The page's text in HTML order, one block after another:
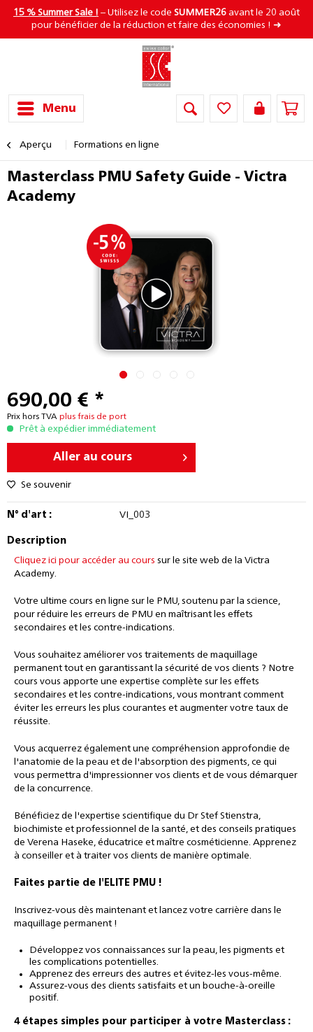
15 % Summer Sale ! – Utilisez le code SUMMER26 avant le 20 août
pour bénéficier de la réduction et faire des économies ! ➜
Menu
Aperçu Formations en ligne
Masterclass PMU Safety Guide - Victra
Academy
690,00 € *
Prix hors TVA plus frais de port
Prêt à expédier immédiatement
Aller au cours
Se souvenir
N° d'art : VI_003
Description
Cliquez ici pour accéder au cours sur le site web de la Victra
Academy.
Votre ultime cours en ligne sur le PMU, soutenu par la science,
pour réduire les erreurs de PMU en maîtrisant les effets
secondaires et les contre-indications.
Vous souhaitez améliorer vos traitements de maquillage
permanent tout en garantissant la sécurité de vos clients ? Notre
cours vous apporte une expertise complète sur les effets
secondaires et les contre-indications, vous montrant comment
éviter les erreurs les plus courantes et augmenter votre taux de
réussite.
Vous acquerrez également une compréhension approfondie de
l'anatomie de la peau et de l'absorption des pigments, ce qui
vous permettra d'impressionner vos clients et de vous démarquer
de la concurrence.
Bénéficiez de l'expertise scientifique du Dr Stef Stienstra,
biochimiste et professionnel de la santé, et des conseils pratiques
de Verena Haseke, éducatrice et maître cosméticienne. Apprenez
à conseiller et à traiter vos clients de manière optimale.
Faites partie de l'ELITE PMU !
Inscrivez-vous dès maintenant et lancez votre carrière dans le
maquillage permanent !
Développez vos connaissances sur la peau, les pigments et
les complications potentielles.
Apprenez des erreurs des autres et évitez-les vous-même.
Assurez-vous des clients satisfaits et un bouche-à-oreille
positif.
4 étapes simples pour participer à votre Masterclass :